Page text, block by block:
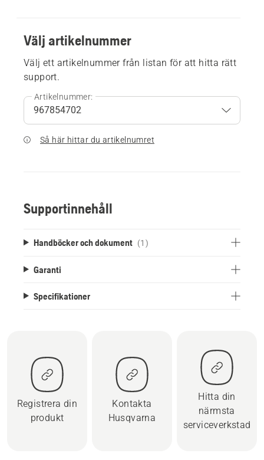
Välj artikelnummer
Välj ett artikelnummer från listan för att hitta rätt
support.
Artikelnummer:
Så här hittar du artikelnumret
Supportinnehåll
Handböcker och dokument (1)
Garanti
Specifikationer
Registrera din
produkt
Kontakta
Husqvarna
Hitta din
närmsta
serviceverkstad